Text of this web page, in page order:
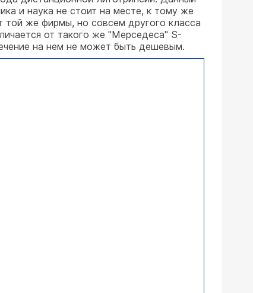
и наука не стоит на месте, к тому же
той же фирмы, но совсем другого класса
от такого же "Мерседеса" S-
на нем не может быть дешевым.